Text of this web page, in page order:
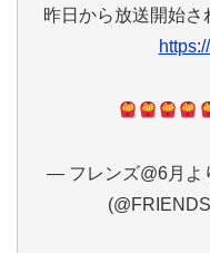
昨日から放送開始さ
— フレンズ@6月よ